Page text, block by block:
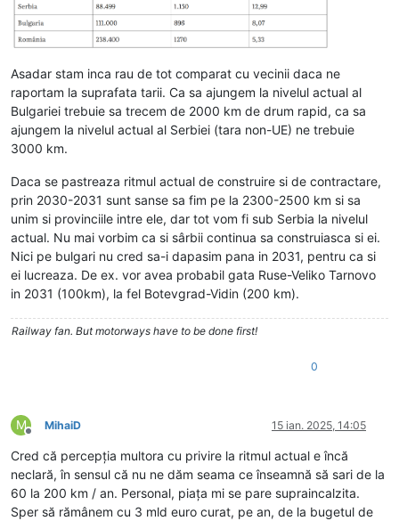
Asadar stam inca rau de tot comparat cu vecinii daca ne
raportam la suprafata tarii. Ca sa ajungem la nivelul actual al
Bulgariei trebuie sa trecem de 2000 km de drum rapid, ca sa
ajungem la nivelul actual al Serbiei (tara non-UE) ne trebuie
3000 km.
Daca se pastreaza ritmul actual de construire si de contractare,
prin 2030-2031 sunt sanse sa fim pe la 2300-2500 km si sa
unim si provinciile intre ele, dar tot vom fi sub Serbia la nivelul
actual. Nu mai vorbim ca si sârbii continua sa construiasca si ei.
Nici pe bulgari nu cred sa-i dapasim pana in 2031, pentru ca si
ei lucreaza. De ex. vor avea probabil gata Ruse-Veliko Tarnovo
in 2031 (100km), la fel Botevgrad-Vidin (200 km).
Railway fan. But motorways have to be done first!
0
M
Deconectat
MihaiD 15 ian. 2025, 14:05
Cred că percepția multora cu privire la ritmul actual e încă
neclară, în sensul că nu ne dăm seama ce înseamnă să sari de la
60 la 200 km / an. Personal, piața mi se pare supraincalzita.
Sper să rămânem cu 3 mld euro curat, pe an, de la bugetul de